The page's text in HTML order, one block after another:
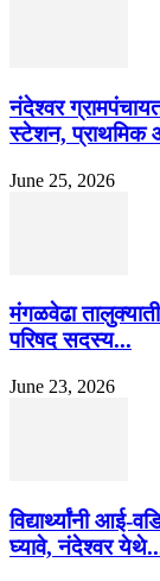
नंदेश्वर
स्टेशन, प्राथमिक
June 25, 2026
मंगळवेढा
परिषद सदस्य...
June 23, 2026
विद्यार्थ्यांनी आई-
घ्यावे, नंदेश्वर